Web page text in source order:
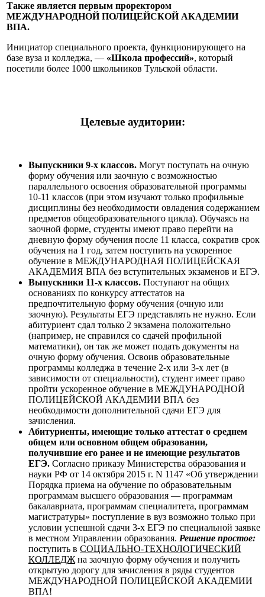
Также является первым проректором
МЕЖДУНАРОДНОЙ ПОЛИЦЕЙСКОЙ АКАДЕМИИ
ВПА.
Инициатор специального проекта, функционирующего на
базе вуза и колледжа, — «Школа профессий», который
посетили более 1000 школьников Тульской области.
Целевые аудитории:
Выпускники 9-х классов. Могут поступать на очную
форму обучения или заочную с возможностью
параллельного освоения образовательной программы
10-11 классов (при этом изучают только профильные
дисциплины без необходимости овладения содержанием
предметов общеобразовательного цикла). Обучаясь на
заочной форме, студенты имеют право перейти на
дневную форму обучения после 11 класса, сократив срок
обучения на 1 год, затем поступить на ускоренное
обучение в МЕЖДУНАРОДНАЯ ПОЛИЦЕЙСКАЯ
АКАДЕМИЯ ВПА без вступительных экзаменов и ЕГЭ.
Выпускники 11-х классов. Поступают на общих
основаниях по конкурсу аттестатов на
предпочтительную форму обучения (очную или
заочную). Результаты ЕГЭ представлять не нужно. Если
абитуриент сдал только 2 экзамена положительно
(например, не справился со сдачей профильной
математики), он так же может подать документы на
очную форму обучения. Освоив образовательные
программы колледжа в течение 2-х или 3-х лет (в
зависимости от специальности), студент имеет право
пройти ускоренное обучение в МЕЖДУНАРОДНОЙ
ПОЛИЦЕЙСКОЙ АКАДЕМИИ ВПА без
необходимости дополнительной сдачи ЕГЭ для
зачисления.
Абитуриенты, имеющие только аттестат о среднем
общем или основном общем образовании,
получившие его ранее и не имеющие результатов
ЕГЭ. Согласно приказу Министерства образования и
науки РФ от 14 октября 2015 г. N 1147 «Об утверждении
Порядка приема на обучение по образовательным
программам высшего образования — программам
бакалавриата, программам специалитета, программам
магистратуры» поступление в вуз возможно только при
условии успешной сдачи 3-х ЕГЭ по специальной заявке
в местном Управлении образования. Решение простое:
поступить в СОЦИАЛЬНО-ТЕХНОЛОГИЧЕСКИЙ
КОЛЛЕДЖ на заочную форму обучения и получить
открытую дорогу для зачисления в ряды студентов
МЕЖДУНАРОДНОЙ ПОЛИЦЕЙСКОЙ АКАДЕМИИ
ВПА!